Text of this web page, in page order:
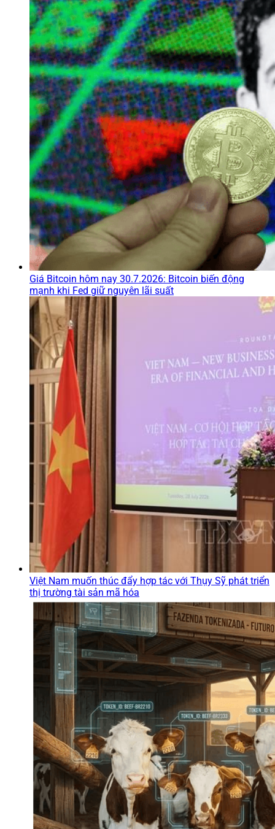
Giá Bitcoin hôm nay 30.7.2026: Bitcoin biến động
mạnh khi Fed giữ nguyên lãi suất
Việt Nam muốn thúc đẩy hợp tác với Thụy Sỹ phát triển
thị trường tài sản mã hóa